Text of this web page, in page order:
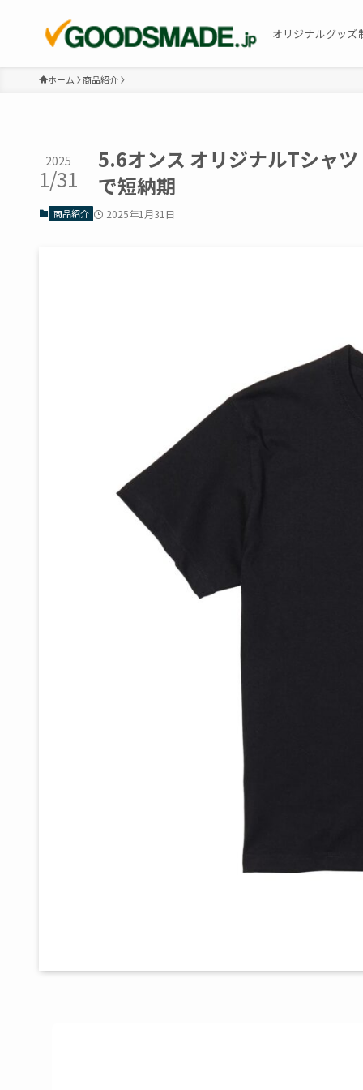
オリジナルグッズ
ホーム 商品紹介
5.6オンス オリジナルTシャ
で短納期
2025
1/31
商品紹介 2025年1月31日